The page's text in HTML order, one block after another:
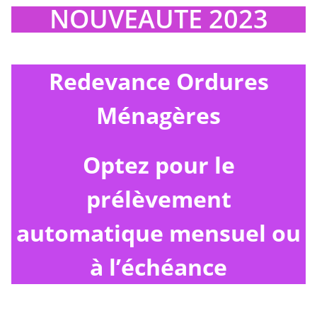
NOUVEAUTE 2023
Redevance Ordures
Ménagères
Optez pour le
prélèvement
automatique mensuel ou
à l’échéance